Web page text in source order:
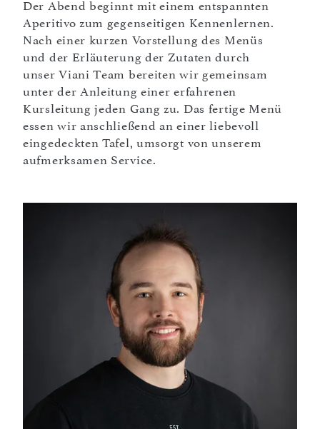
Der Abend beginnt mit einem entspannten
Aperitivo zum gegenseitigen Kennenlernen.
Nach einer kurzen Vorstellung des Menüs
und der Erläuterung der Zutaten durch
unser Viani Team bereiten wir gemeinsam
unter der Anleitung einer erfahrenen
Kursleitung jeden Gang zu. Das fertige Menü
essen wir anschließend an einer liebevoll
eingedeckten Tafel, umsorgt von unserem
aufmerksamen Service.